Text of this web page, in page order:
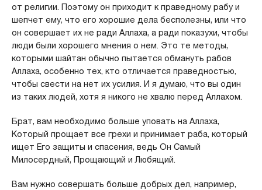
от религии. Поэтому он приходит к праведному рабу и
шепчет ему, что его хорошие дела бесполезны, или что
он совершает их не ради Аллаха, а ради показухи, чтобы
люди были хорошего мнения о нем. Это те методы,
которыми шайтан обычно пытается обмануть рабов
Аллаха, особенно тех, кто отличается праведностью,
чтобы свести на нет их усилия. И я думаю, что вы один
из таких людей, хотя я никого не хвалю перед Аллахом.
Брат, вам необходимо больше уповать на Аллаха,
Который прощает все грехи и принимает раба, который
ищет Его защиты и спасения, ведь Он Самый
Милосердный, Прощающий и Любящий.
Вам нужно совершать больше добрых дел, например,